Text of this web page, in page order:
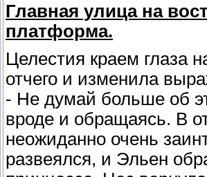
Главная улица на
платформа.
Целестия краем глаза
отчего и изменила
- Не думай больше об
вроде и обращаясь. В
неожиданно очень
развеялся, и Эльен